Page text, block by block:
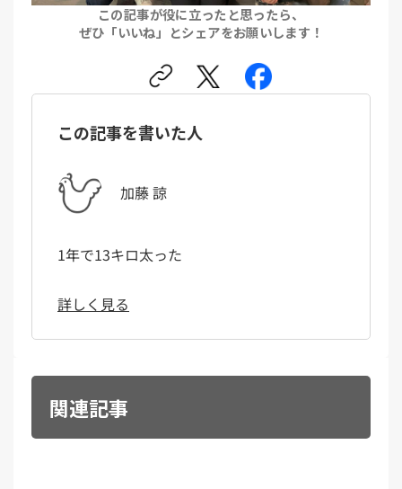
この記事が役に立ったと思ったら、
ぜひ「いいね」とシェアをお願いします！
この記事を書いた人
加藤 諒
1年で13キロ太った
詳しく見る
関連記事